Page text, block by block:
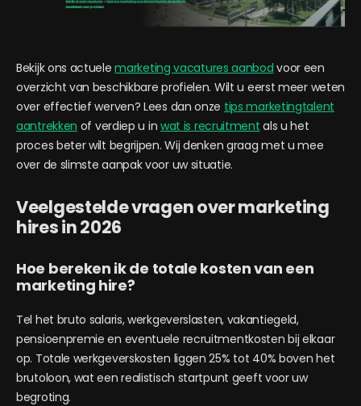
Bekijk ons actuelemarketing vacatures aanbod voor een
overzicht van beschikbare profielen. Wilt u eerst meer weten
over effectief werven? Lees dan onze tips marketingtalent
aantrekken of verdiep u in wat is recruitment als u het
proces beter wilt begrijpen. Wij denken graag met u mee
over de slimste aanpak voor uw situatie.
Veelgestelde vragen over marketing
hires in 2026
Hoe bereken ik de totale kosten van een
marketing hire?
Tel het bruto salaris, werkgeverslasten, vakantiegeld,
pensioenpremie en eventuele recruitmentkosten bij elkaar
op. Totale werkgeverskosten liggen 25% tot 40% boven het
brutoloon, wat een realistisch startpunt geeft voor uw
begroting.